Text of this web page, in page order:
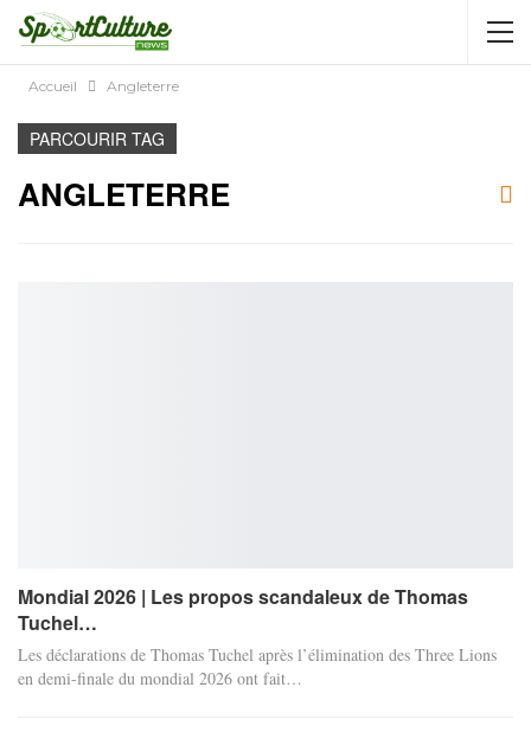
Accueil Angleterre
PARCOURIR TAG
ANGLETERRE
Mondial 2026 | Les propos scandaleux de Thomas
Tuchel…
Les déclarations de Thomas Tuchel après l’élimination des Three Lions
en demi-finale du mondial 2026 ont fait…
AUTORISATION DE LA HAAC N°0134/HAAC/12-